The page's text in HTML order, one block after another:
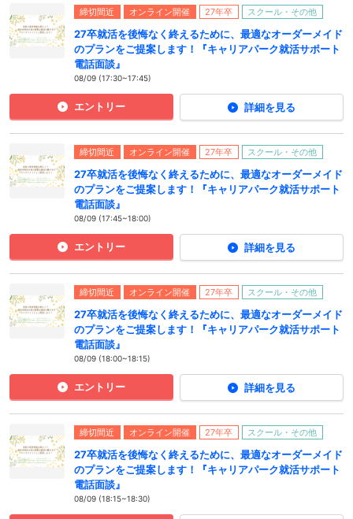
締切間近 オンライン開催 27年卒 スクール・その他
27卒就活を後悔なく終えるために、最適なオーダーメイド
のプランをご提案します！『キャリアパーク就活サポート
電話面談』
08/09 (17:30~17:45)
エントリー 詳細を見る
締切間近 オンライン開催 27年卒 スクール・その他
27卒就活を後悔なく終えるために、最適なオーダーメイド
のプランをご提案します！『キャリアパーク就活サポート
電話面談』
08/09 (17:45~18:00)
エントリー 詳細を見る
締切間近 オンライン開催 27年卒 スクール・その他
27卒就活を後悔なく終えるために、最適なオーダーメイド
のプランをご提案します！『キャリアパーク就活サポート
電話面談』
08/09 (18:00~18:15)
エントリー 詳細を見る
締切間近 オンライン開催 27年卒 スクール・その他
27卒就活を後悔なく終えるために、最適なオーダーメイド
のプランをご提案します！『キャリアパーク就活サポート
電話面談』
08/09 (18:15~18:30)